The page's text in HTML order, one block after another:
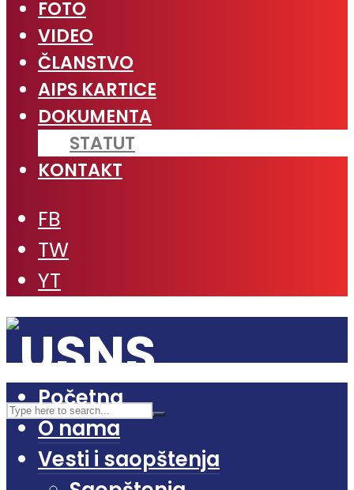
FOTO
VIDEO
ČLANSTVO
AIPS KARTICE
DOKUMENTA
STATUT
KONTAKT
FB
TW
YT
Početna
O nama
Vesti i saopštenja